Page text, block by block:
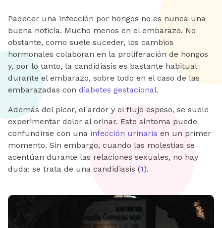
Padecer una infección por hongos no es nunca una
buena noticia. Mucho menos en el embarazo. No
obstante, como suele suceder, los cambios
hormonales colaboran en la proliferación de hongos
y, por lo tanto, la candidiasis es bastante habitual
durante el embarazo, sobre todo en el caso de las
embarazadas con diabetes gestacional.
Además del picor, el ardor y el flujo espeso, se suele
experimentar dolor al orinar. Este síntoma puede
confundirse con una infección urinaria en un primer
momento. Sin embargo, cuando las molestias se
acentúan durante las relaciones sexuales, no hay
duda: se trata de una candidiasis (1).